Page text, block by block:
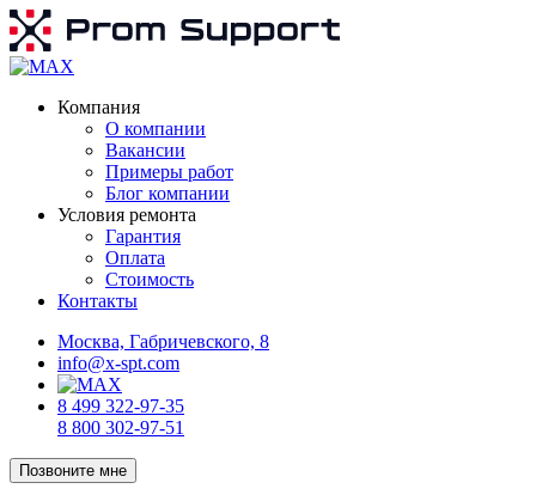
Компания
О компании
Вакансии
Примеры работ
Блог компании
Условия ремонта
Гарантия
Оплата
Стоимость
Контакты
Москва, Габричевского, 8
info@x-spt.com
8 499 322-97-35
8 800 302-97-51
Позвоните мне